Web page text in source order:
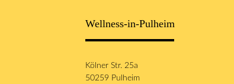
Wellness-in-Pulheim
Kölner Str. 25a
50259 Pulheim